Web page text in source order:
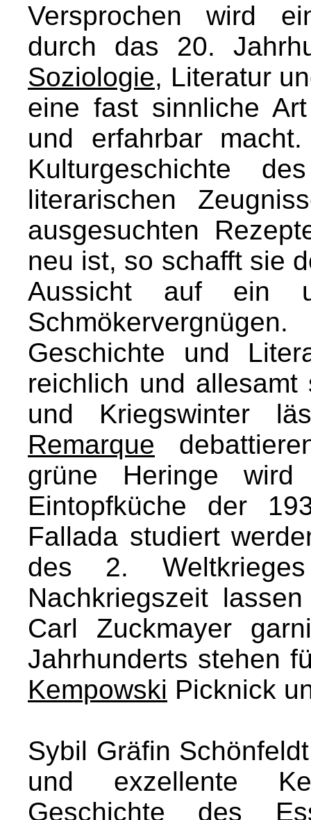
Versprochen wird
durch das 20.
Soziologie, Literatur
eine fast sinnliche
und erfahrbar
Kulturgeschichte
literarischen
ausgesuchten
neu ist, so schafft sie
Aussicht auf ein
Geschichte und
reichlich und allesamt
und Kriegswinter
Remarque
grüne Heringe
Eintopfküche der
Fallada studiert
des 2.
Nachkriegszeit
Carl Zuckmayer
Jahrhunderts stehen
Kempowski Picknick
Sybil Gräfin
und exzellente
Geschichte des